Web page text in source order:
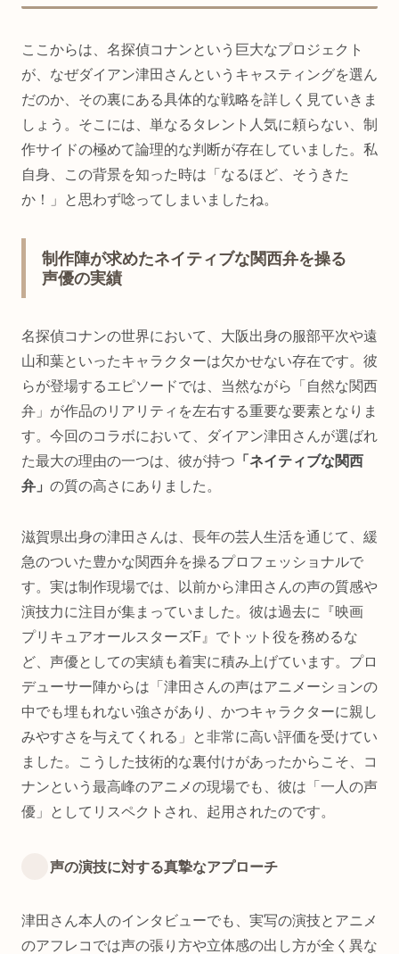
ここからは、名探偵コナンという巨大なプロジェクト
が、なぜダイアン津田さんというキャスティングを選ん
だのか、その裏にある具体的な戦略を詳しく見ていきま
しょう。そこには、単なるタレント人気に頼らない、制
作サイドの極めて論理的な判断が存在していました。私
自身、この背景を知った時は「なるほど、そうきた
か！」と思わず唸ってしまいましたね。
制作陣が求めたネイティブな関西弁を操る
声優の実績
名探偵コナンの世界において、大阪出身の服部平次や遠
山和葉といったキャラクターは欠かせない存在です。彼
らが登場するエピソードでは、当然ながら「自然な関西
弁」が作品のリアリティを左右する重要な要素となりま
す。今回のコラボにおいて、ダイアン津田さんが選ばれ
た最大の理由の一つは、彼が持つ 「ネイティブな関西
弁」 の質の高さにありました。
滋賀県出身の津田さんは、長年の芸人生活を通じて、緩
急のついた豊かな関西弁を操るプロフェッショナルで
す。実は制作現場では、以前から津田さんの声の質感や
演技力に注目が集まっていました。彼は過去に『映画
プリキュアオールスターズF』でトット役を務めるな
ど、声優としての実績も着実に積み上げています。プロ
デューサー陣からは「津田さんの声はアニメーションの
中でも埋もれない強さがあり、かつキャラクターに親し
みやすさを与えてくれる」と非常に高い評価を受けてい
ました。こうした技術的な裏付けがあったからこそ、コ
ナンという最高峰のアニメの現場でも、彼は「一人の声
優」としてリスペクトされ、起用されたのです。
声の演技に対する真摯なアプローチ
津田さん本人のインタビューでも、実写の演技とアニメ
のアフレコでは声の張り方や立体感の出し方が全く異な